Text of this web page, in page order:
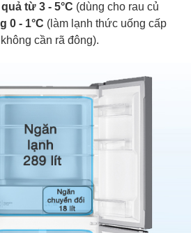
từ 3 - 5°C (dùng cho rau củ
0 - 1°C (làm lạnh thức uống cấp
cần rã đông).